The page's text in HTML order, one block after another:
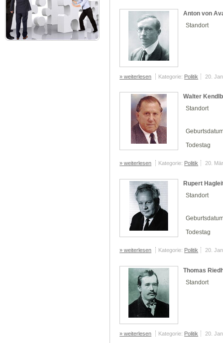
Anton von
Standort
» weiterlesen Kategorie: Politik 20.
Walter
Standort
Todestag
» weiterlesen Kategorie: Politik 20.
Rupert
Standort
Todestag
» weiterlesen Kategorie: Politik 20.
Thomas
Standort
» weiterlesen Kategorie: Politik 20.